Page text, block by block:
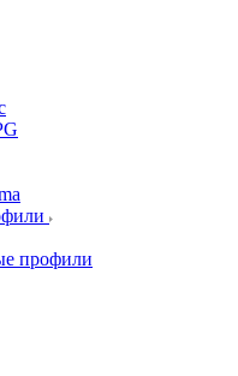
профили